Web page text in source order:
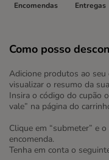
Encomendas Entregas
Como posso
Adicione produtos ao seu
visualizar o resumo da
Insira o código do cupão
vale” na página do
Clique em “submeter” e
encomenda.
Tenha em conta o